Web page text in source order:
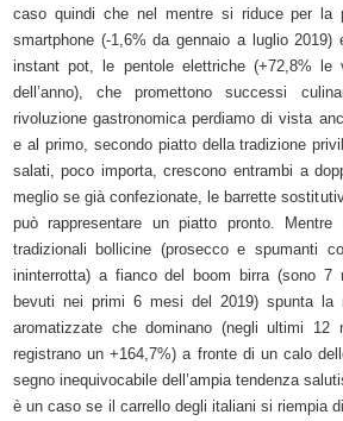
caso quindi che nel mentre si riduce per la
smartphone (-1,6% da gennaio a luglio 2019)
instant pot, le pentole elettriche (+72,8% le
dell’anno), che promettono successi
rivoluzione gastronomica perdiamo di vista
e al primo, secondo piatto della tradizione
salati, poco importa, crescono entrambi a
meglio se già confezionate, le barrette
può rappresentare un piatto pronto.
tradizionali bollicine (prosecco e spumanti
ininterrotta) a fianco del boom birra (sono 7
bevuti nei primi 6 mesi del 2019) spunta la
aromatizzate che dominano (negli ultimi
registrano un +164,7%) a fronte di un calo
segno inequivocabile dell’ampia tendenza
è un caso se il carrello degli italiani si riempia